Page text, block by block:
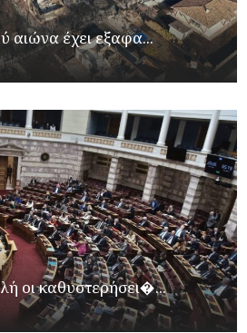
αιώνα έχει εξαφα...
οι καθυστερήσει�...